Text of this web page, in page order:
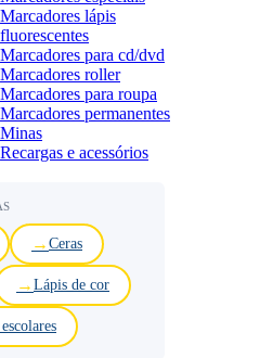
Marcadores lápis
fluorescentes
Marcadores para cd/dvd
Marcadores roller
Marcadores para roupa
Marcadores permanentes
Minas
Recargas e acessórios
Ceras
Lápis de cor